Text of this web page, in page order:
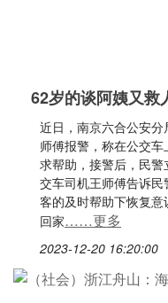
62岁的谈阿姨又救
近日，南京六合公安
师傅报警，称在公交
求帮助，接警后，民
交车司机王师傅告诉
客的及时帮助下恢复
回家……更多
2023-12-20 16:20:00